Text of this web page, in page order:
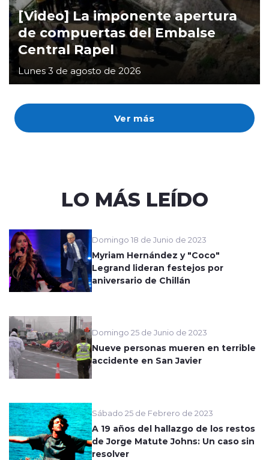
Ver más
[Video] La imponente apertura
de compuertas del Embalse
Central Rapel
Lunes 3 de agosto de 2026
LO MÁS LEÍDO
Domingo 18 de Junio de 2023
Myriam Hernández y "Coco"
Legrand lideran festejos por
aniversario de Chillán
Domingo 25 de Junio de 2023
Nueve personas mueren en terrible
accidente en San Javier
Sábado 25 de Febrero de 2023
A 19 años del hallazgo de los restos
de Jorge Matute Johns: Un caso sin
resolver